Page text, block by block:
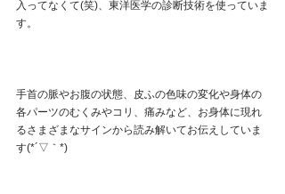
入ってなくて(笑)、東洋医学の診断技術を使っていま
す。
手首の脈やお腹の状態、皮ふの色味の変化や身体の
各パーツのむくみやコリ、痛みなど、お身体に現れ
るさまざまなサインから読み解いてお伝えしていま
す(*´▽｀*)